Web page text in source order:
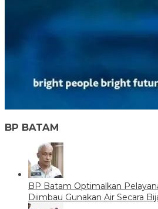
BP BATAM
BP Batam Optimalkan
Diimbau Gunakan Air Secara